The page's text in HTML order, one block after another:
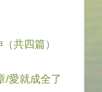
共四篇）
/愛就成全了